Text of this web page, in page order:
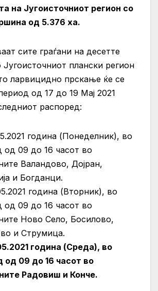
на Југоисточниот регион со
од 5.376 ха.
сите граѓани на десетте
плански регион
ларвицидно прскање ќе се
од 17 до 19 Мај 2021
распоред:
година (Понеделник), во
од 09 до 16 часот во
Валандово, Дојран,
и Богданци.
година (Вторник), во
од 09 до 16 часот во
Ново Село, Босилово,
и Струмица.
година (Среда), во
од 09 до 16 часот во
Радовиш и Конче.